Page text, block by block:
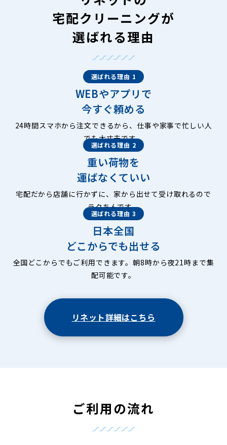
宅配クリーニングが
選ばれる理由
選ばれる理由 1
WEBやアプリで
今すぐ頼める
24時間スマホから注文できるから、仕事や家事で忙しい人
でも大丈夫です。
選ばれる理由 2
重い荷物を
運ばなくていい
宅配だから店舗に行かずに、家から出せて受け取れるので
ラクちんです。
選ばれる理由 3
日本全国
どこからでも出せる
全国どこからでもご利用できます。朝8時から夜21時まで集
配可能です。
リネット詳細はこちら
ご利用の流れ